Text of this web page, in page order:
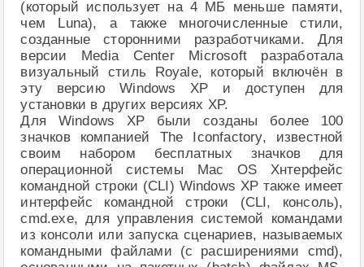
(который использует на 4 МБ меньше памяти,
чем Luna), а также многочисленные стили,
созданные сторонними разработчиками. Для
версии Media Center Microsoft разработала
визуальный стиль Royale, который включён в
эту версию Windows XP и доступен для
установки в других версиях XP.
Для Windows XP были созданы более 100
значков компанией The Iconfactory, известной
своим набором бесплатных значков для
операционной системы Mac OS Xнтерфейс
командной строки (CLI) Windows XP также имеет
интерфейс командной строки (CLI, консоль),
cmd.exe, для управления системой командами
из консоли или запуска сценариев, называемых
командными файлами (с расширениями cmd),